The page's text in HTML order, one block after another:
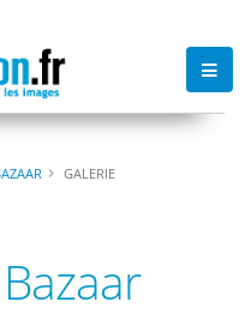
GALERIE